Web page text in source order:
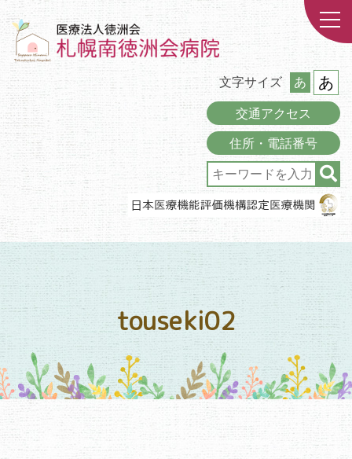
文字サイズ あ あ
交通アクセス
住所・電話番号
touseki02